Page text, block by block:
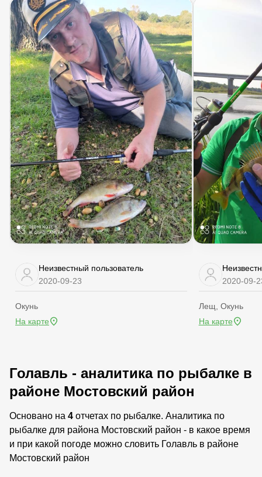
Неизвестный пользователь
2020-09-23
Окунь
На карте
2020-09-
Лещ, Окунь
На карте
Голавль - аналитика по рыбалке в
районе Мостовский район
Основано на 4 отчетах по рыбалке. Аналитика по
рыбалке для района Мостовский район - в какое время
и при какой погоде можно словить Голавль в районе
Мостовский район